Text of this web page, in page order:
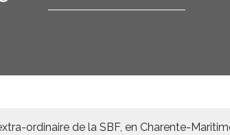
ordinaire de la SBF, en Charente-